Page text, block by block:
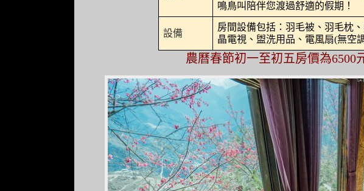
鳴鳥叫陪伴您渡過舒適的假期！
設備
房間設備包括：羽毛被、羽毛枕
晶電視、盥洗用品、電風扇(無空
農曆春節初一至初五房價為6500